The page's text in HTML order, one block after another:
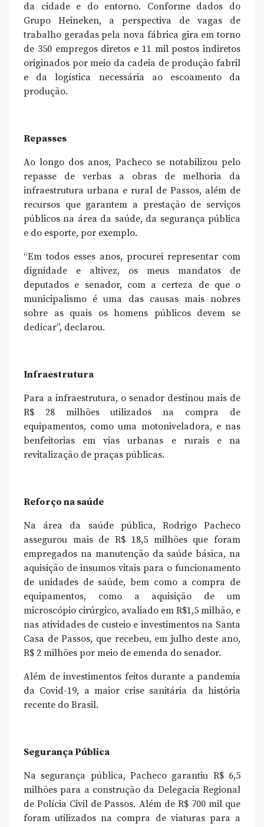
da cidade e do entorno. Conforme dados do
Grupo Heineken, a perspectiva de vagas de
trabalho geradas pela nova fábrica gira em torno
de 350 empregos diretos e 11 mil postos indiretos
originados por meio da cadeia de produção fabril
e da logística necessária ao escoamento da
produção.
Repasses
Ao longo dos anos, Pacheco se notabilizou pelo
repasse de verbas a obras de melhoria da
infraestrutura urbana e rural de Passos, além de
recursos que garantem a prestação de serviços
públicos na área da saúde, da segurança pública
e do esporte, por exemplo.
“Em todos esses anos, procurei representar com
dignidade e altivez, os meus mandatos de
deputados e senador, com a certeza de que o
municipalismo é uma das causas mais nobres
sobre as quais os homens públicos devem se
dedicar”, declarou.
Infraestrutura
Para a infraestrutura, o senador destinou mais de
R$ 28 milhões utilizados na compra de
equipamentos, como uma motoniveladora, e nas
benfeitorias em vias urbanas e rurais e na
revitalização de praças públicas.
Reforço na saúde
Na área da saúde pública, Rodrigo Pacheco
assegurou mais de R$ 18,5 milhões que foram
empregados na manutenção da saúde básica, na
aquisição de insumos vitais para o funcionamento
de unidades de saúde, bem como a compra de
equipamentos, como a aquisição de um
microscópio cirúrgico, avaliado em R$1,5 milhão, e
nas atividades de custeio e investimentos na Santa
Casa de Passos, que recebeu, em julho deste ano,
R$ 2 milhões por meio de emenda do senador.
Além de investimentos feitos durante a pandemia
da Covid-19, a maior crise sanitária da história
recente do Brasil.
Segurança Pública
Na segurança pública, Pacheco garantiu R$ 6,5
milhões para a construção da Delegacia Regional
de Polícia Civil de Passos. Além de R$ 700 mil que
foram utilizados na compra de viaturas para a